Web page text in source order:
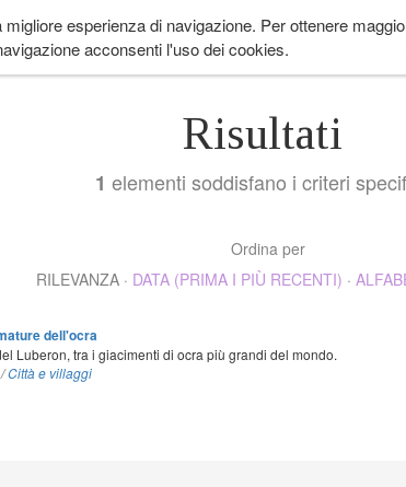
ANDARE LIFESTYLE COME IN PROVENZA CUCINA
esperienza di navigazione. Per ottenere
acconsenti l'uso dei cookies.
Risultati
1 elementi soddisfano i criteri
Ordina per
RILEVANZA · DATA (PRIMA I PIÙ RECENTI) ·
dell'ocra
Luberon, tra i giacimenti di ocra più grandi del mondo.
/Città e villaggi